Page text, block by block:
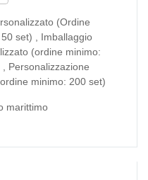
(Ordine
set) , Imballaggio
(ordine minimo:
, Personalizzazione
minimo: 200 set)
marittimo